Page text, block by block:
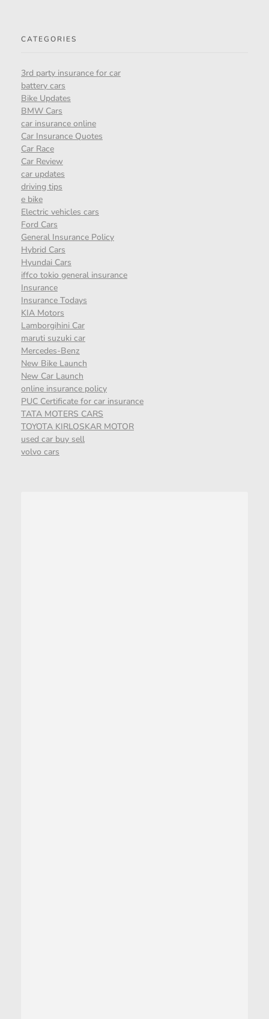
CATEGORIES
3rd party insurance for car
battery cars
Bike Updates
BMW Cars
car insurance online
Car Insurance Quotes
Car Race
Car Review
car updates
driving tips
e bike
Electric vehicles cars
Ford Cars
General Insurance Policy
Hybrid Cars
Hyundai Cars
iffco tokio general insurance
Insurance
Insurance Todays
KIA Motors
Lamborgihini Car
maruti suzuki car
Mercedes-Benz
New Bike Launch
New Car Launch
online insurance policy
PUC Certificate for car insurance
TATA MOTERS CARS
TOYOTA KIRLOSKAR MOTOR
used car buy sell
volvo cars